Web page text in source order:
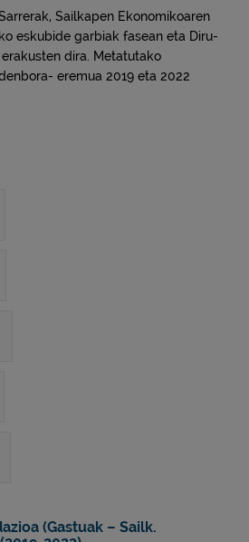
Sailkapen Ekonomikoaren
eskubide garbiak fasean eta Diru-
dira. Metatutako
eremua 2019 eta 2022
(Gastuak – Sailk.